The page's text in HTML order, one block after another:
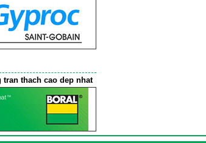
tran thach cao dep nhat